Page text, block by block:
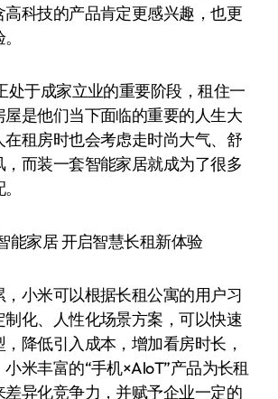
高科技的产品肯定更感兴趣，也更
处于成家立业的重要阶段，租住一
是他们当下面临的重要的人生大
租房时也会考虑走时尚大气、舒
而装一套智能家居就成为了很多
小米可以根据长租公寓的用户习
化、人性化场景方案，可以快速
降低引入成本，增加看房时长，
米丰富的“手机×AloT”产品为长租
异化竞争力，并赋予企业一定的